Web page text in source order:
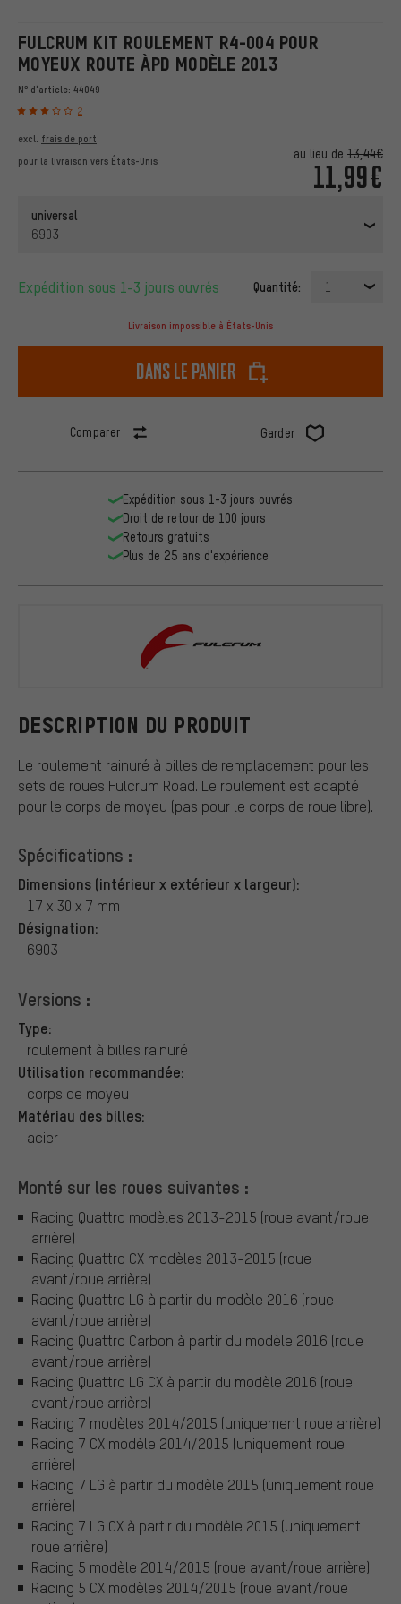
FULCRUM KIT ROULEMENT R4-004 POUR
MOYEUX ROUTE ÀPD MODÈLE 2013
N° d'article: 44049
2
au lieu de 13,44€
11,99€
excl. frais de port
pour la livraison vers États-Unis
universal
6903
Expédition sous 1-3 jours ouvrés Quantité: 1
Livraison impossible à États-Unis
dans le panier
Comparer Garder
DESCRIPTION DU PRODUIT
Le roulement rainuré à billes de remplacement pour les
sets de roues Fulcrum Road. Le roulement est adapté
pour le corps de moyeu (pas pour le corps de roue libre).
Spécifications :
Dimensions (intérieur x extérieur x largeur):
17 x 30 x 7 mm
Désignation:
6903
Versions :
Type:
roulement à billes rainuré
Utilisation recommandée:
corps de moyeu
Matériau des billes:
acier
Monté sur les roues suivantes :
Racing Quattro modèles 2013-2015 (roue avant/roue
arrière)
Racing Quattro CX modèles 2013-2015 (roue
avant/roue arrière)
Racing Quattro LG à partir du modèle 2016 (roue
avant/roue arrière)
Racing Quattro Carbon à partir du modèle 2016 (roue
avant/roue arrière)
Racing Quattro LG CX à partir du modèle 2016 (roue
avant/roue arrière)
Racing 7 modèles 2014/2015 (uniquement roue arrière)
Racing 7 CX modèle 2014/2015 (uniquement roue
arrière)
Racing 7 LG à partir du modèle 2015 (uniquement roue
arrière)
Racing 7 LG CX à partir du modèle 2015 (uniquement
roue arrière)
Racing 5 modèle 2014/2015 (roue avant/roue arrière)
Racing 5 CX modèles 2014/2015 (roue avant/roue
Expédition sous 1-3 jours ouvrés
Droit de retour de 100 jours
Retours gratuits
Plus de 25 ans d'expérience